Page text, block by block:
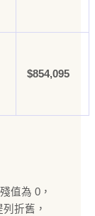
$854,095
值為 0，
折舊，